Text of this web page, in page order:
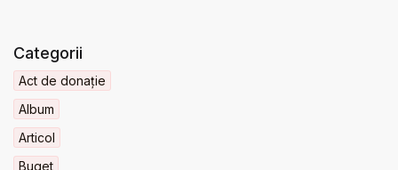
Categorii
Act de donație
Album
Articol
Buget